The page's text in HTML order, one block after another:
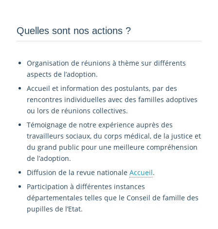
Quelles sont nos actions ?
Organisation de réunions à thème sur différents
aspects de l’adoption.
Accueil et information des postulants, par des
rencontres individuelles avec des familles adoptives
ou lors de réunions collectives.
Témoignage de notre expérience auprès des
travailleurs sociaux, du corps médical, de la justice et
du grand public pour une meilleure compréhension
de l’adoption.
Diffusion de la revue nationale Accueil.
Participation à différentes instances
départementales telles que le Conseil de famille des
pupilles de l’Etat.